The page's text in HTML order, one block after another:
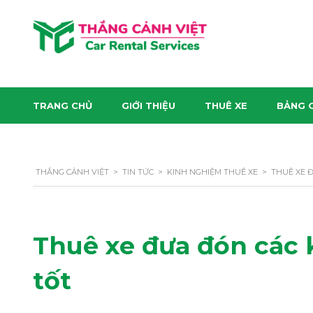
TRANG CHỦ GIỚI THIỆU THUÊ XE BẢNG
THẮNG CẢNH VIỆT > TIN TỨC > KINH NGHIỆM THUÊ XE > THUÊ XE
Thuê xe đưa đón
tốt